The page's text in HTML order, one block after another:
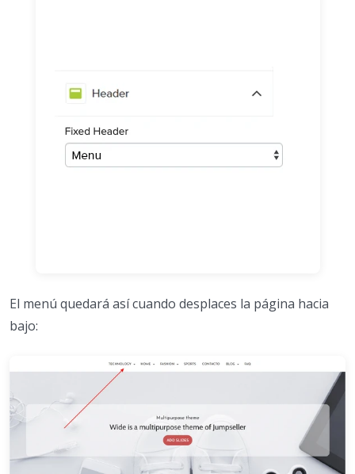
El menú quedará así cuando desplaces la página hacia
bajo: